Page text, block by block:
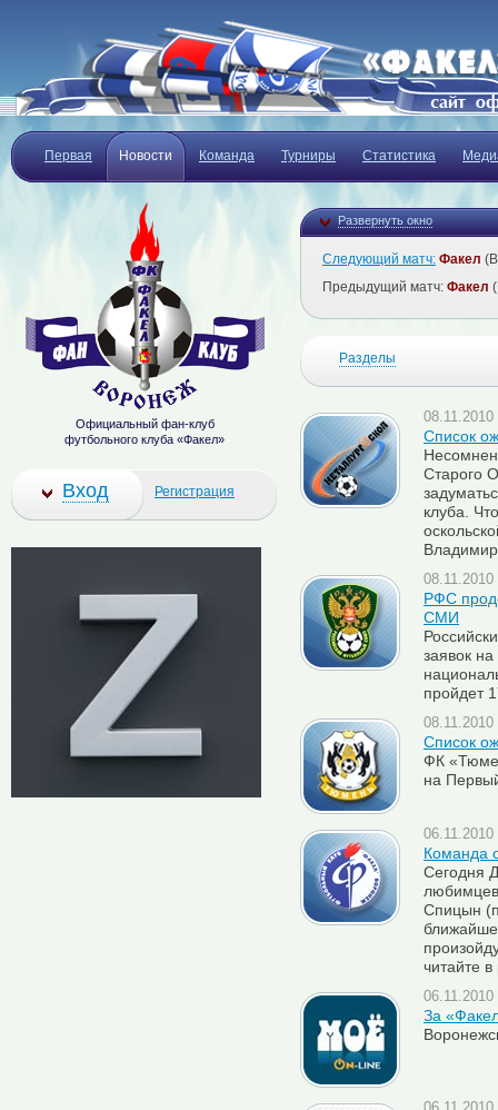
Первая Новости Команда Турниры Статистика
Развернуть окно
Следующий матч: Факел
Предыдущий матч: Факел
Разделы
Список
Старого
клуба.
РФС
СМИ
заявок
пройдет
Список
ФК
на
Команда
Сегодня
Спицын
читайте
За
Официальный фан-клуб
футбольного клуба «Факел»
Вход Регистрация